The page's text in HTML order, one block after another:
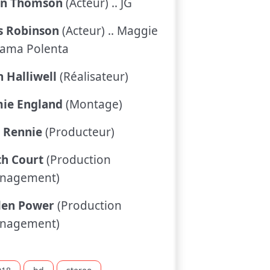
Thomson (Acteur) .. JG
Robinson (Acteur) .. Maggie
Polenta
Halliwell (Réalisateur)
England (Montage)
Rennie(Producteur)
Court(Production
Power(Production